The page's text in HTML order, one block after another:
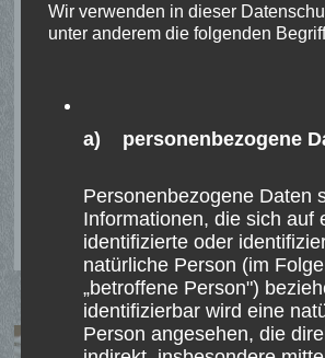
St. Stephanus Gilde
„Nikolaus, komm in unser Haus“
einer Aktion des Bundes …
STEPHANUS
GILDE
VERTEILT
WIEDER
NIKOLÄUSE
KINDERGARTEN
WEITERLESEN
Wir verwenden in dieser
unter anderem die folgenden
a) personenbezogene
Personenbezogene Daten
Informationen, die sich auf
identifizierte oder
natürliche Person (im
„betroffene Person")
identifizierbar wird eine
Person angesehen, die